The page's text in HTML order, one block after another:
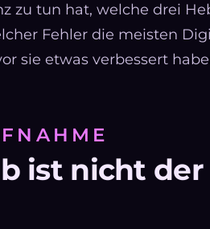
zu tun hat, welche drei
Fehler die meisten
sie etwas verbessert
ist nicht der